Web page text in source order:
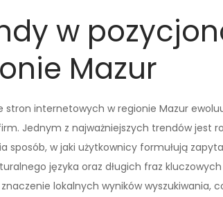
w
Mazur
internetowych w regionie Mazur
Jednym z najważniejszych trendów jest
sposób, w jaki użytkownicy formułują
języka oraz długich fraz
lokalnych wyników wyszukiwania,